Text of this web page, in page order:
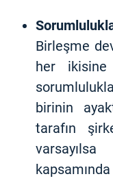
Birleşme
her
birinin
tarafın